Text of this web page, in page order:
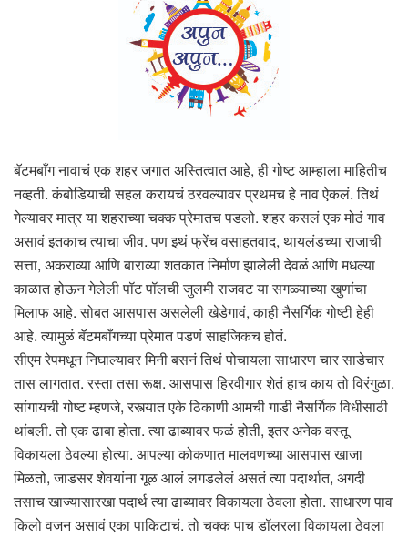
बॅटमबाँग नावाचं एक शहर जगात अस्तित्वात आहे, ही गोष्ट आम्हाला माहितीच
नव्हती. कंबोडियाची सहल करायचं ठरवल्यावर प्रथमच हे नाव ऐकलं. तिथं
गेल्यावर मात्र या शहराच्या चक्क प्रेमातच पडलो. शहर कसलं एक मोठं गाव
असावं इतकाच त्याचा जीव. पण इथं फ्रेंच वसाहतवाद, थायलंडच्या राजाची
सत्ता, अकराव्या आणि बाराव्या शतकात निर्माण झालेली देवळं आणि मधल्या
काळात होऊन गेलेली पॉट पॉलची जुलमी राजवट या सगळ्याच्या खुणांचा
मिलाफ आहे. सोबत आसपास असलेली खेडेगावं, काही नैसर्गिक गोष्टी हेही
आहे. त्यामुळं बॅटमबाँगच्या प्रेमात पडणं साहजिकच होतं.
सीएम रेपमधून निघाल्यावर मिनी बसनं तिथं पोचायला साधारण चार साडेचार
तास लागतात. रस्ता तसा रूक्ष. आसपास हिरवीगार शेतं हाच काय तो विरंगुळा.
सांगायची गोष्ट म्हणजे, रस्त्यात एके ठिकाणी आमची गाडी नैसर्गिक विधीसाठी
थांबली. तो एक ढाबा होता. त्या ढाब्यावर फळं होती, इतर अनेक वस्तू
विकायला ठेवल्या होत्या. आपल्या कोकणात मालवणच्या आसपास खाजा
मिळतो, जाडसर शेवयांना गूळ आलं लगडलेलं असतं त्या पदार्थात, अगदी
तसाच खाज्यासारखा पदार्थ त्या ढाब्यावर विकायला ठेवला होता. साधारण पाव
किलो वजन असावं एका पाकिटाचं. तो चक्क पाच डॉलरला विकायला ठेवला